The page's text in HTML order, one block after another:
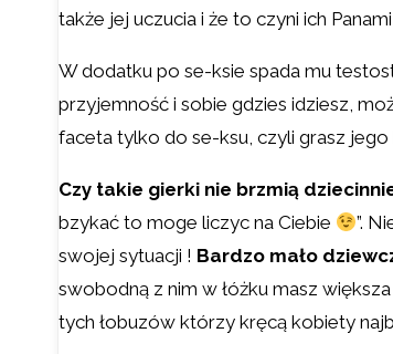
także jej uczucia i że to czyni ich
W dodatku po se-ksie spada mu
przyjemność i sobie gdzies idziesz,
faceta tylko do se-ksu, czyli grasz
Czy takie gierki nie brzmią
bzykać to moge liczyc na Ciebie
”.
swojej sytuacji ! Bardzo mało
swobodną z nim w łóżku masz
tych łobuzów którzy kręcą kobiety